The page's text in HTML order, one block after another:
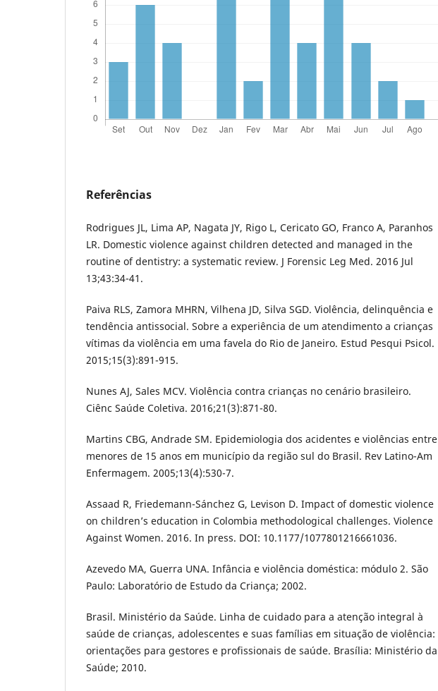
Referências
Rodrigues JL, Lima AP, Nagata JY, Rigo L, Cericato GO, Franco A, Paranhos
LR. Domestic violence against children detected and managed in the
routine of dentistry: a systematic review. J Forensic Leg Med. 2016 Jul
13;43:34-41.
Paiva RLS, Zamora MHRN, Vilhena JD, Silva SGD. Violência, delinquência e
tendência antissocial. Sobre a experiência de um atendimento a crianças
vítimas da violência em uma favela do Rio de Janeiro. Estud Pesqui Psicol.
2015;15(3):891-915.
Nunes AJ, Sales MCV. Violência contra crianças no cenário brasileiro.
Ciênc Saúde Coletiva. 2016;21(3):871-80.
Martins CBG, Andrade SM. Epidemiologia dos acidentes e violências entre
menores de 15 anos em município da região sul do Brasil. Rev Latino-Am
Enfermagem. 2005;13(4):530-7.
Assaad R, Friedemann-Sánchez G, Levison D. Impact of domestic violence
on children’s education in Colombia methodological challenges. Violence
Against Women. 2016. In press. DOI: 10.1177/1077801216661036.
Azevedo MA, Guerra UNA. Infância e violência doméstica: módulo 2. São
Paulo: Laboratório de Estudo da Criança; 2002.
Brasil. Ministério da Saúde. Linha de cuidado para a atenção integral à
saúde de crianças, adolescentes e suas famílias em situação de violência:
orientações para gestores e profissionais de saúde. Brasília: Ministério da
Saúde; 2010.